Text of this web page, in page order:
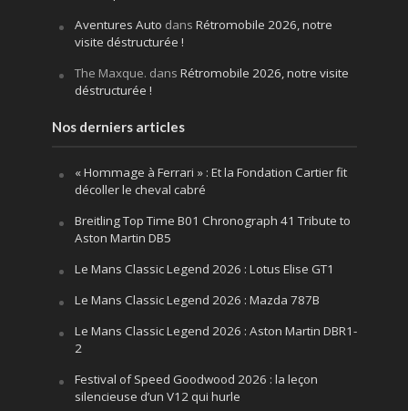
Aventures Auto dans Rétromobile 2026, notre
visite déstructurée !
The Maxque. dans Rétromobile 2026, notre visite
déstructurée !
Nos derniers articles
« Hommage à Ferrari » : Et la Fondation Cartier fit
décoller le cheval cabré
Breitling Top Time B01 Chronograph 41 Tribute to
Aston Martin DB5
Le Mans Classic Legend 2026 : Lotus Elise GT1
Le Mans Classic Legend 2026 : Mazda 787B
Le Mans Classic Legend 2026 : Aston Martin DBR1-
2
Festival of Speed Goodwood 2026 : la leçon
silencieuse d’un V12 qui hurle